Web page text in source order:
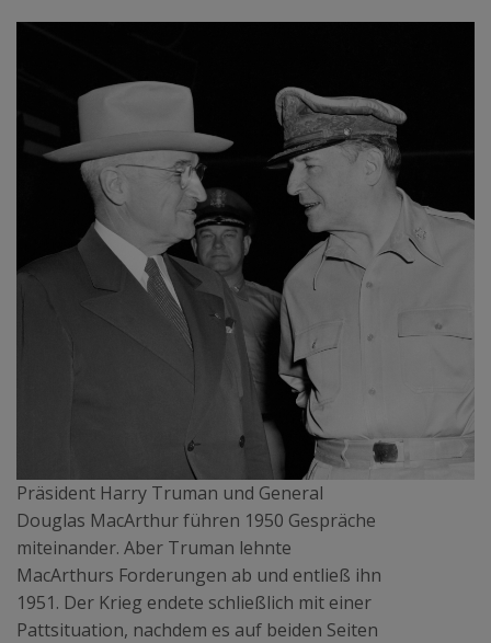
Präsident Harry Truman und General
Douglas MacArthur führen 1950 Gespräche
miteinander. Aber Truman lehnte
MacArthurs Forderungen ab und entließ ihn
1951. Der Krieg endete schließlich mit einer
Pattsituation, nachdem es auf beiden Seiten